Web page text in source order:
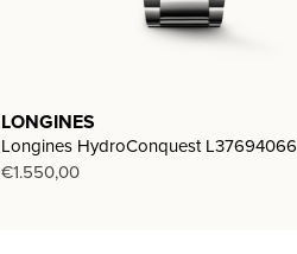
LONGINES
Longines HydroConquest L37694066
€1.550,00